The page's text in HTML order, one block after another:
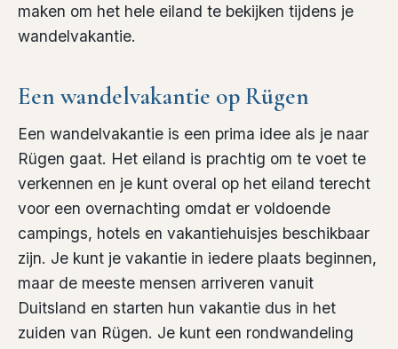
maken om het hele eiland te bekijken tijdens je
wandelvakantie.
Een wandelvakantie op Rügen
Een wandelvakantie is een prima idee als je naar
Rügen gaat. Het eiland is prachtig om te voet te
verkennen en je kunt overal op het eiland terecht
voor een overnachting omdat er voldoende
campings, hotels en vakantiehuisjes beschikbaar
zijn. Je kunt je vakantie in iedere plaats beginnen,
maar de meeste mensen arriveren vanuit
Duitsland en starten hun vakantie dus in het
zuiden van Rügen. Je kunt een rondwandeling